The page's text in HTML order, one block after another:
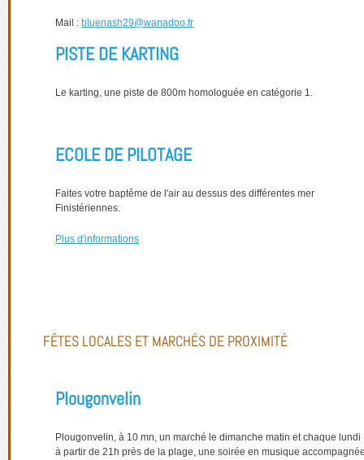
Mail : bluenash29@wanadoo.fr
PISTE DE KARTING
Le karting, une piste de 800m homologuée en catégorie 1.
ECOLE DE PILOTAGE
Faites votre baptême de l'air au dessus des différentes mer
Finistériennes.
Plus d'informations
FÊTES LOCALES ET MARCHÉS DE PROXIMITÉ
Plougonvelin
Plougonvelin, à 10 mn, un marché le dimanche matin et chaque lundi
à partir de 21h près de la plage, une soirée en musique